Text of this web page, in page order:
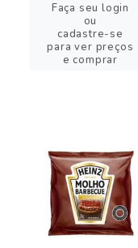
Faça seu login
ou
cadastre-se
para ver preços
e comprar